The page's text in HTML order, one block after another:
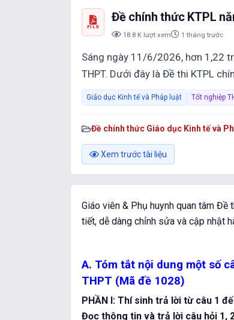
FILE
Đề chính thức KTPL
18.8 K lượt xem 1 tháng trước
Sáng ngày 11/6/2026, hơn 1,22
THPT. Dưới đây là Đề thi KTPL
Giáo dục Kinh tế và Pháp luật Tốt nghiệp
Đề chính thức Giáo dục Kinh tế và
Xem trước tài liệu
Giáo viên & Phụ huynh quan tâm
tiết, dễ dàng chỉnh sửa và cập nhật
A. Tóm tắt nội dung một số
THPT (Mã đề 1028)
PHẦN I: Thí sinh trả lời từ câu 1
Đọc thông tin và trả lời câu hỏi 1,